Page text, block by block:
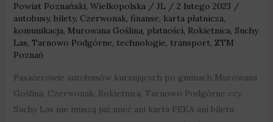
Powiat Poznański, Wielkopolska/ JL / 2 lutego 2023 /
autobusy, bilety, Czerwonak, finanse, karta płatnicza,
komunikacja, Murowana Goślina, płatności, Rokietnica, Suchy
Las, Tarnowo Podgórne, technologie, transport, ZTM
Poznań
Pasażerowie autobusów kursujących po gminach Murowana
Goślina, Czerwonak, Rokietnica, Tarnowo Podgórne czy
Suchy Las nie muszą już mieć ani karta PEKA ani biletu